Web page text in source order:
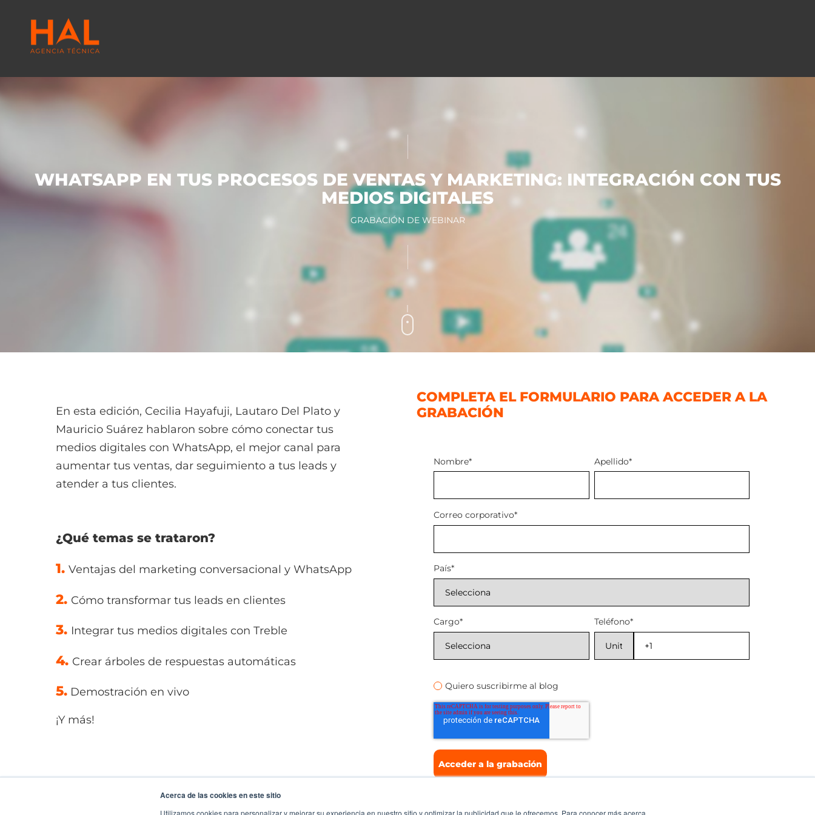
Acerca de las cookies en este sitio
Utilizamos cookies para personalizar y mejorar su experiencia en nuestro sitio y optimizar la publicidad que le ofrecemos. Para conocer más acerca
WHATSAPP EN TUS PROCESOS DE VENTAS Y MARKETING: INTEGRACIÓN CON TUS
MEDIOS DIGITALES
GRABACIÓN DE WEBINAR
En esta edición, Cecilia Hayafuji, Lautaro Del Plato y
Mauricio Suárez hablaron sobre cómo conectar tus
medios digitales con WhatsApp, el mejor canal para
aumentar tus ventas, dar seguimiento a tus leads y
atender a tus clientes.
¿Qué temas se trataron?
1. Ventajas del marketing conversacional y WhatsApp
2. Cómo transformar tus leads en clientes
3. Integrar tus medios digitales con Treble
4. Crear árboles de respuestas automáticas
5. Demostración en vivo
¡Y más!
COMPLETA EL FORMULARIO PARA ACCEDER A LA
GRABACIÓN
Nombre* Apellido*
Correo corporativo*
País*
Cargo* Teléfono*
Quiero suscribirme al blog